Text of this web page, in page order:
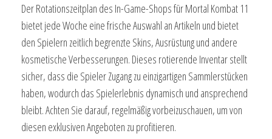
Der Rotationszeitplan des In-Game-Shops für Mortal Kombat 11
bietet jede Woche eine frische Auswahl an Artikeln und bietet
den Spielern zeitlich begrenzte Skins, Ausrüstung und andere
kosmetische Verbesserungen. Dieses rotierende Inventar stellt
sicher, dass die Spieler Zugang zu einzigartigen Sammlerstücken
haben, wodurch das Spielerlebnis dynamisch und ansprechend
bleibt. Achten Sie darauf, regelmäßig vorbeizuschauen, um von
diesen exklusiven Angeboten zu profitieren.